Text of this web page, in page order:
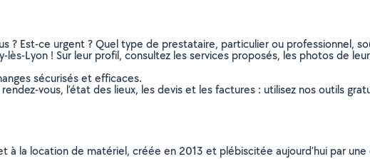
? Est-ce urgent ? Quel type de prestataire, particulier ou professionnel,
Lyon ! Sur leur profil, consultez les services proposés, les photos de
sécurisés et efficaces.
vous, l’état des lieux, les devis et les factures : utilisez nos outils
à la location de matériel, créée en 2013 et plébiscitée aujourd’hui par